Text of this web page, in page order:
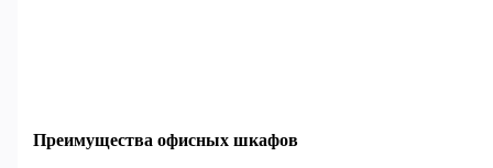
Преимущества офисных шкафов